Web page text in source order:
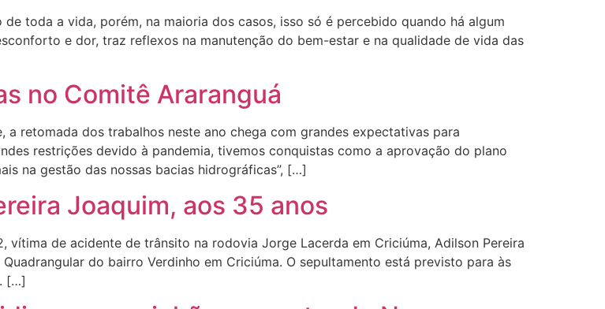
toda a vida, porém, na maioria dos casos, isso só é percebido quando há algum
e dor, traz reflexos na manutenção do bem-estar e na qualidade de vida das
no Comitê Araranguá
retomada dos trabalhos neste ano chega com grandes expectativas para
restrições devido à pandemia, tivemos conquistas como a aprovação do plano
na gestão das nossas bacias hidrográficas”, […]
Joaquim, aos 35 anos
vítima de acidente de trânsito na rodovia Jorge Lacerda em Criciúma, Adilson Pereira
do bairro Verdinho em Criciúma. O sepultamento está previsto para às
[…]